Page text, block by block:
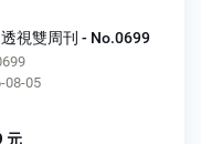
視雙周刊 - No.0699
08-05